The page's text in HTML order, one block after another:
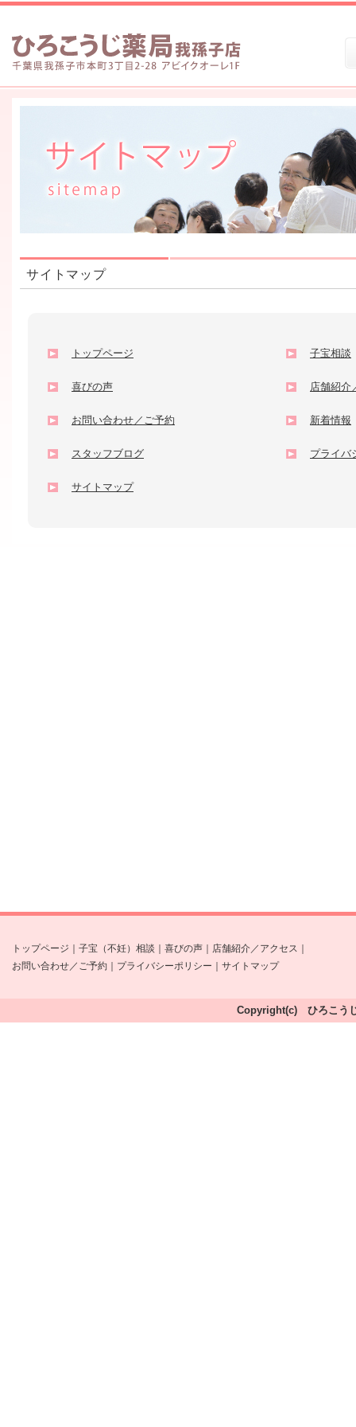
サイトマップ
トップページ 子宝相談
喜びの声 店舗紹介
お問い合わせ／ご予約 新着情報
スタッフブログ プライバ
サイトマップ
トップページ 子宝（不妊）相談 喜びの声 店舗紹介／アクセス
お問い合わせ／ご予約
プライバシーポリシー サイトマップ
Copyright(c) ひろこう